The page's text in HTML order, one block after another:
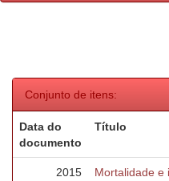
Conjunto de itens:
Data do
documento
Título
2015
Mortalidade e